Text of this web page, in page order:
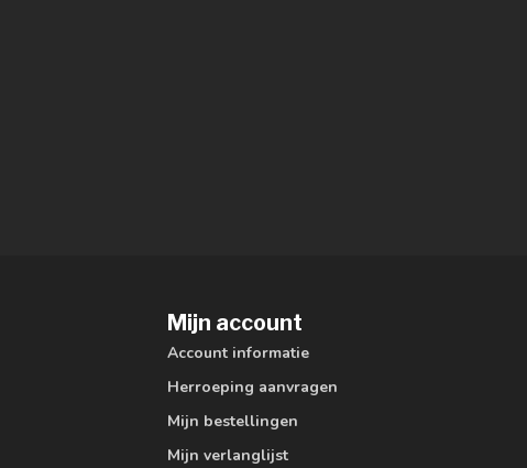
Mijn account
Account informatie
Herroeping aanvragen
Mijn bestellingen
Mijn verlanglijst